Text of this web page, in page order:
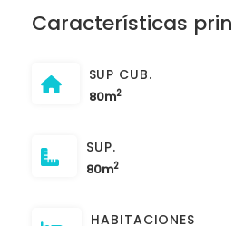
Características
SUP CUB.
80m2
SUP.
80m2
HABITACIONES